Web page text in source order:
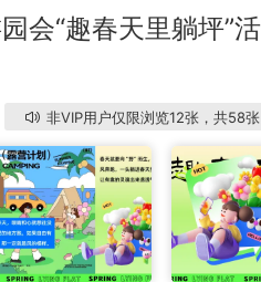
会“趣春天里躺坪”
非VIP用户仅限浏览12张，共58张